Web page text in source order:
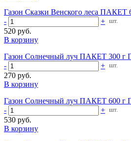
Газон Сказки Венского леса ПАКЕТ
-
+ шт.
520 руб.
В корзину
Газон Солнечный луч ПАКЕТ 300 г
-
+ шт.
270 руб.
В корзину
Газон Солнечный луч ПАКЕТ 600 г
-
+ шт.
530 руб.
В корзину